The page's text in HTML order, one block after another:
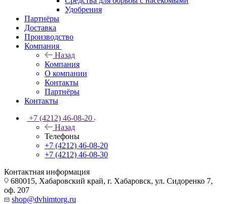
Удобрения
Партнёры
Доставка
Производство
Компания
Назад
Компания
О компании
Контакты
Партнёры
Контакты
+7 (4212) 46-08-20
Назад
Телефоны
+7 (4212) 46-08-20
+7 (4212) 46-08-30
Контактная информация
680015, Хабаровский край, г. Хабаровск, ул. Сидоренко 7,
оф. 207
shop@dvhimtorg.ru